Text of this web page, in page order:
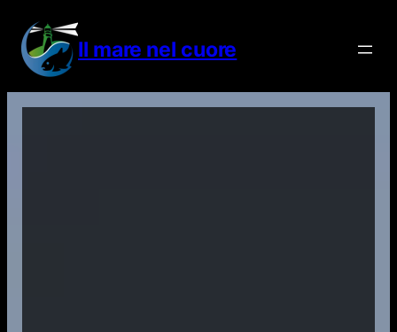
contenuto
Il mare nel cuore